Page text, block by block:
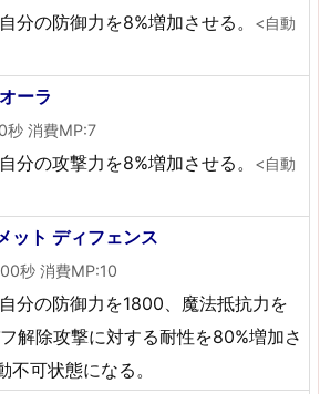
分の防御力を8%増加させる。
<自動
ーラ
秒 消費MP:7
分の攻撃力を8%増加させる。
<自動
ット ディフェンス
秒 消費MP:10
分の防御力を1800、魔法抵抗力を
解除攻撃に対する耐性を80%増加さ
不可状態になる。